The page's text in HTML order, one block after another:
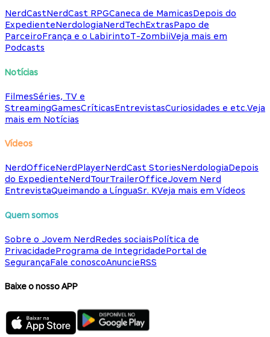
NerdCastNerdCast RPGCaneca de MamicasDepois do
ExpedienteNerdologiaNerdTechExtrasPapo de
ParceiroFrança e o LabirintoT-ZombiiVeja mais em
Podcasts
Notícias
FilmesSéries, TV e
StreamingGamesCríticasEntrevistasCuriosidades e etc.Veja
mais em Notícias
Vídeos
NerdOfficeNerdPlayerNerdCast StoriesNerdologiaDepois
do ExpedienteNerdTourTrailerOfficeJovem Nerd
EntrevistaQueimando a LínguaSr. KVeja mais em Vídeos
Quem somos
Sobre o Jovem NerdRedes sociaisPolítica de
PrivacidadePrograma de IntegridadePortal de
SegurançaFale conoscoAnuncieRSS
Baixe o nosso APP